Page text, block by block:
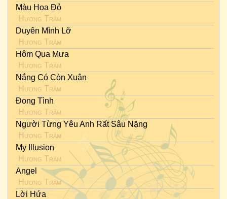
Màu Hoa Đỏ
Hương Tràm
Duyên Mình Lỡ
Hương Tràm
Hôm Qua Mưa
Hương Tràm
Nắng Có Còn Xuân
Hương Tràm
Đong Tình
Hương Tràm
Người Từng Yêu Anh Rất Sâu Nặng
Hương Tràm
My Illusion
Hương Tràm
Angel
Hương Tràm
Lời Hứa